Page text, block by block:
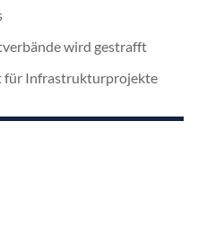
wird gestrafft
für Infrastrukturprojekte